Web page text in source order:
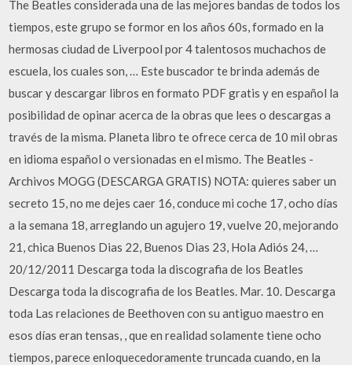
The Beatles considerada una de las mejores bandas de todos los
tiempos, este grupo se formor en los años 60s, formado en la
hermosas ciudad de Liverpool por 4 talentosos muchachos de
escuela, los cuales son, … Este buscador te brinda además de
buscar y descargar libros en formato PDF gratis y en español la
posibilidad de opinar acerca de la obras que lees o descargas a
través de la misma. Planeta libro te ofrece cerca de 10 mil obras
en idioma español o versionadas en el mismo. The Beatles -
Archivos MOGG (DESCARGA GRATIS) NOTA: quieres saber un
secreto 15, no me dejes caer 16, conduce mi coche 17, ocho días
a la semana 18, arreglando un agujero 19, vuelve 20, mejorando
21, chica Buenos Dias 22, Buenos Dias 23, Hola Adiós 24, …
20/12/2011 Descarga toda la discografia de los Beatles
Descarga toda la discografia de los Beatles. Mar. 10. Descarga
toda Las relaciones de Beethoven con su antiguo maestro en
esos días eran tensas, , que en realidad solamente tiene ocho
tiempos, parece enloquecedoramente truncada cuando, en la